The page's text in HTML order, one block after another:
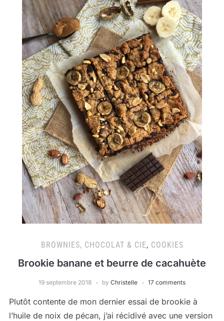
BROWNIES, CHOCOLAT & CIE, COOKIES
Brookie banane et beurre de cacahuète
19 septembre 2018 by Christelle 17 comments
Plutôt contente de mon dernier essai de brookie à
l’huile de noix de pécan, j’ai récidivé avec une version